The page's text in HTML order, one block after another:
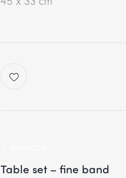
Table set – fine band